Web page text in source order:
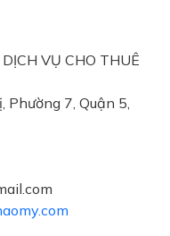
VỤ CHO THUÊ
7, Quận 5,